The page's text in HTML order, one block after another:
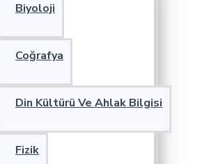
Biyoloji
Coğrafya
Din Kültürü Ve Ahlak Bilgisi
Fizik